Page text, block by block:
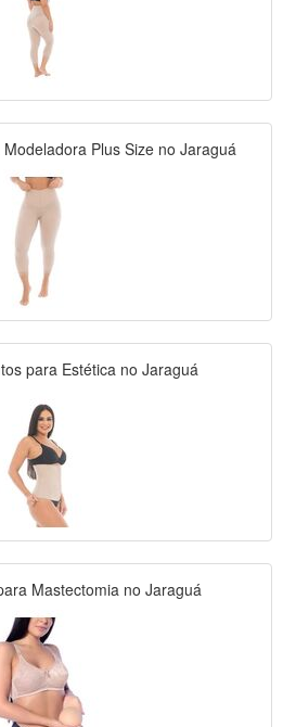
Plus Size no Jaraguá
para Estética no Jaraguá
Mastectomia no Jaraguá